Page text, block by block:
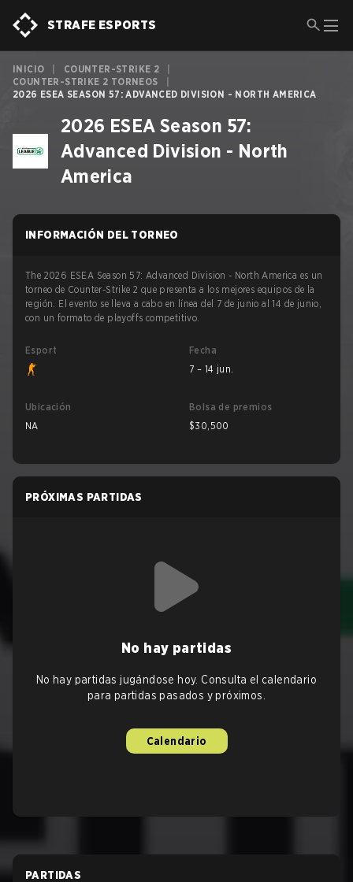
STRAFE ESPORTS
INICIO COUNTER-STRIKE 2
COUNTER-STRIKE 2 TORNEOS
2026 ESEA SEASON 57: ADVANCED DIVISION - NORTH AMERICA
2026 ESEA Season 57:
Advanced Division - North
America
INFORMACIÓN DEL TORNEO
The 2026 ESEA Season 57: Advanced Division - North America es un
torneo de Counter-Strike 2 que presenta a los mejores equipos de la
región. El evento se lleva a cabo en línea del 7 de junio al 14 de junio,
con un formato de playoffs competitivo.
Esport
Fecha
7 – 14 jun.
Ubicación
NA
Bolsa de premios
$30,500
PRÓXIMAS PARTIDAS
No hay partidas
No hay partidas jugándose hoy. Consulta el calendario
para partidas pasados y próximos.
Calendario
PARTIDAS